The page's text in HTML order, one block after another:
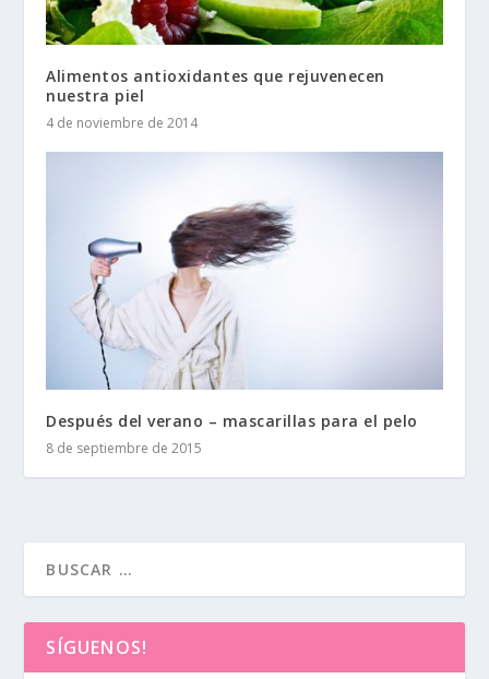
Alimentos antioxidantes que rejuvenecen
nuestra piel
4 de noviembre de 2014
Después del verano – mascarillas para el pelo
8 de septiembre de 2015
SÍGUENOS!